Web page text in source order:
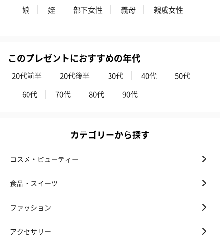
いぶりがっことチーズ
のオイル漬（981円）
ごろっとうまみ チーズ
のオイル漬（塩麹&レモ
ン）（981円）
しょっつるナ
娘
姪 部下女性 義母 親戚女性
このプレゼントにおすすめの年代
20代前半 20代後半 30代 40代
50代
60代
70代 80代 90代
カテゴリーから探す
コスメ・ビューティー
食品・スイーツ
ファッション
アクセサリー